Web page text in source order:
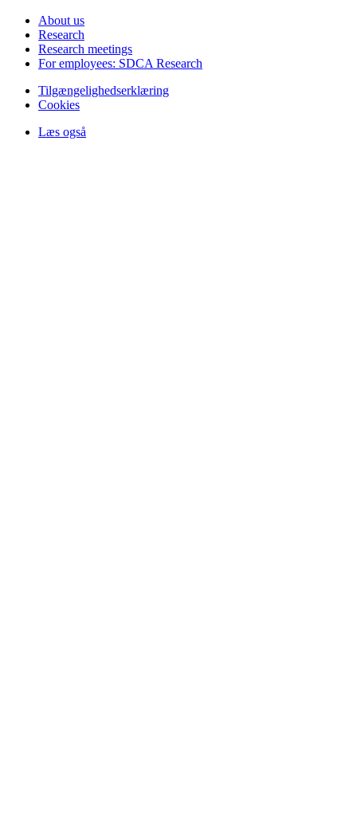
About us
Research
Research meetings
For employees: SDCA Research
Tilgængelighedserklæring
Cookies
Læs også